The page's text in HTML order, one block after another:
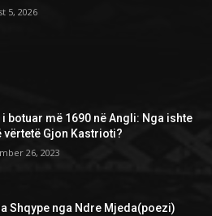
5, 2026
i botuar më 1690 në Angli: Nga ishte
vërtetë Gjon Kastrioti?
26, 2023
Shqype nga Ndre Mjeda(poezi)